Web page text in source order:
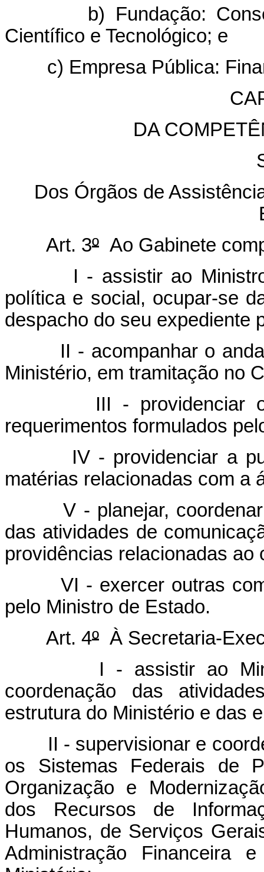
b) Fundação:
Científico e Tecnológico; e
c) Empresa Pública:
DA
Dos Órgãos de
Art. 3º Ao Gabinete
I - assistir ao Ministro
política e social, ocupar-se
despacho do seu expediente
II - acompanhar o
Ministério, em tramitação no
III - providenciar o
requerimentos formulados
IV - providenciar a
matérias relacionadas com a
V - planejar, coordenar e
das atividades de
providências relacionadas ao
VI - exercer outras
pelo Ministro de Estado.
Art. 4º À Secretaria-
I - assistir ao
coordenação das
estrutura do Ministério e das
II - supervisionar e
os Sistemas Federais de
Organização e
dos Recursos de
Humanos, de Serviços
Administração Financeira